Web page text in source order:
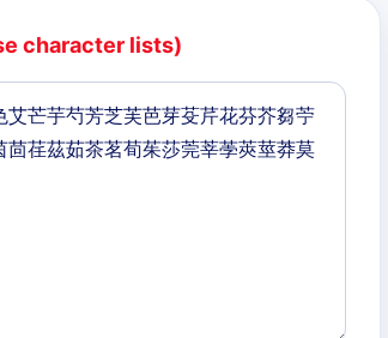
character lists)